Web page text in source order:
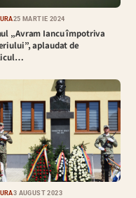
25 MARTIE 2024
„Avram Iancu împotriva
aplaudat de
3 AUGUST 2023